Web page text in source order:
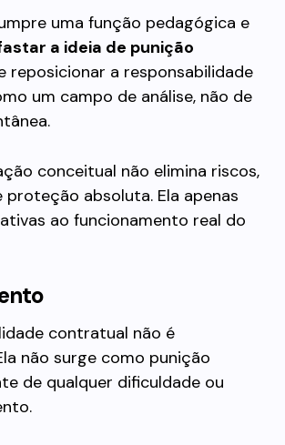
uma função pedagógica e
a ideia de punição
reposicionar a responsabilidade
um campo de análise, não de
conceitual não elimina riscos,
absoluta. Ela apenas
ao funcionamento real do
contratual não é
não surge como punição
de qualquer dificuldade ou